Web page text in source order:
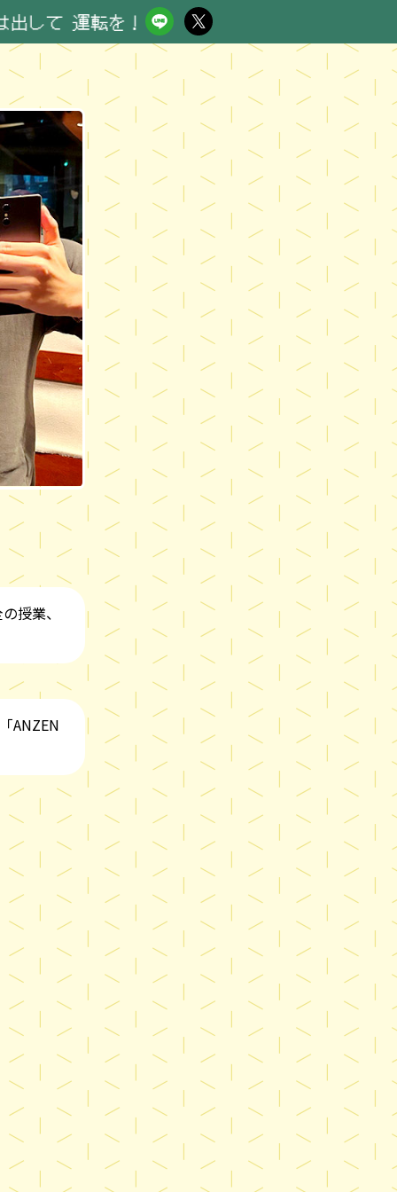
転を！ RN ソルトさんはおとらーさん
授業、
ANZEN